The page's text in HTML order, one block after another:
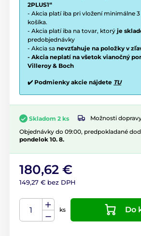
2PLUS1“
- Akcia platí iba pri vložení minimálne
košíka.
- Akcia platí iba na tovar, ktorý je
predobjednávky
- Akcia sa nevzťahuje na položky v
- Akcia neplatí na všetok vianočný
Villeroy & Boch
✔️ Podmienky akcie nájdete TU
Skladom 2 ks
Možnosti dopravy
Objednávky do 09:00, predpokladané
pondelok 10. 8.
180,62 €
149,27 € bez DPH
ks Do